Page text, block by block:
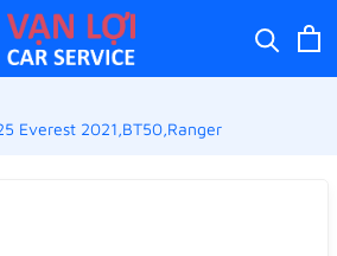
Everest 2021,BT50,Ranger